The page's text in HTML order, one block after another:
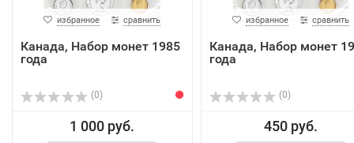
избранное сравнить
Канада, Набор монет 1985
года
(0)
1 000 руб.
избранное сравнить
Канада, Набор монет
года
(0)
450 руб.